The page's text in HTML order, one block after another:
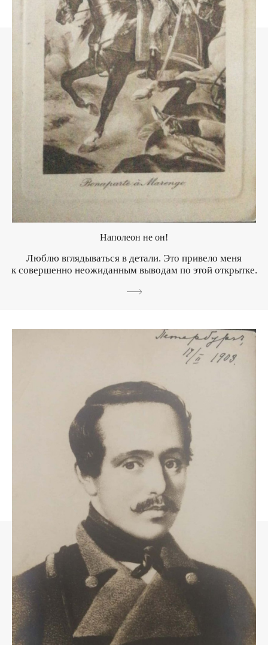
Наполеон не он!
Люблю вглядываться в детали. Это привело меня
к совершенно неожиданным выводам по этой открытке.